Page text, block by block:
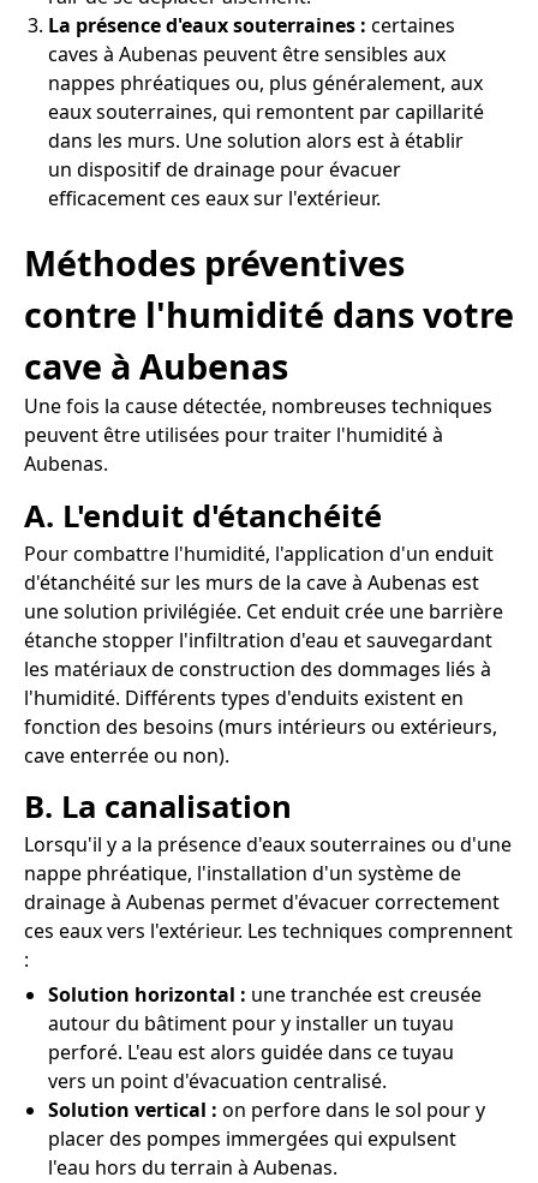
La présence d'eaux souterraines : certaines
caves à Aubenas peuvent être sensibles aux
nappes phréatiques ou, plus généralement, aux
eaux souterraines, qui remontent par capillarité
dans les murs. Une solution alors est à établir
un dispositif de drainage pour évacuer
efficacement ces eaux sur l'extérieur.
Méthodes préventives
contre l'humidité dans votre
cave à Aubenas
Une fois la cause détectée, nombreuses techniques
peuvent être utilisées pour traiter l'humidité à
Aubenas.
A. L'enduit d'étanchéité
Pour combattre l'humidité, l'application d'un enduit
d'étanchéité sur les murs de la cave à Aubenas est
une solution privilégiée. Cet enduit crée une barrière
étanche stopper l'infiltration d'eau et sauvegardant
les matériaux de construction des dommages liés à
l'humidité. Différents types d'enduits existent en
fonction des besoins (murs intérieurs ou extérieurs,
cave enterrée ou non).
B. La canalisation
Lorsqu'il y a la présence d'eaux souterraines ou d'une
nappe phréatique, l'installation d'un système de
drainage à Aubenas permet d'évacuer correctement
ces eaux vers l'extérieur. Les techniques comprennent
:
Solution horizontal : une tranchée est creusée
autour du bâtiment pour y installer un tuyau
perforé. L'eau est alors guidée dans ce tuyau
vers un point d'évacuation centralisé.
Solution vertical : on perfore dans le sol pour y
placer des pompes immergées qui expulsent
l'eau hors du terrain à Aubenas.